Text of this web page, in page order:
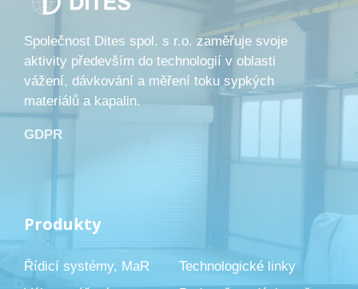
Společnost Dites spol. s r.o. zaměřuje svoje
aktivity především do technologií v oblasti
vážení, dávkování a měření toku sypkých
materiálů a kapalin.
GDPR
Produkty
Řídicí systémy, MaR
Technologické linky